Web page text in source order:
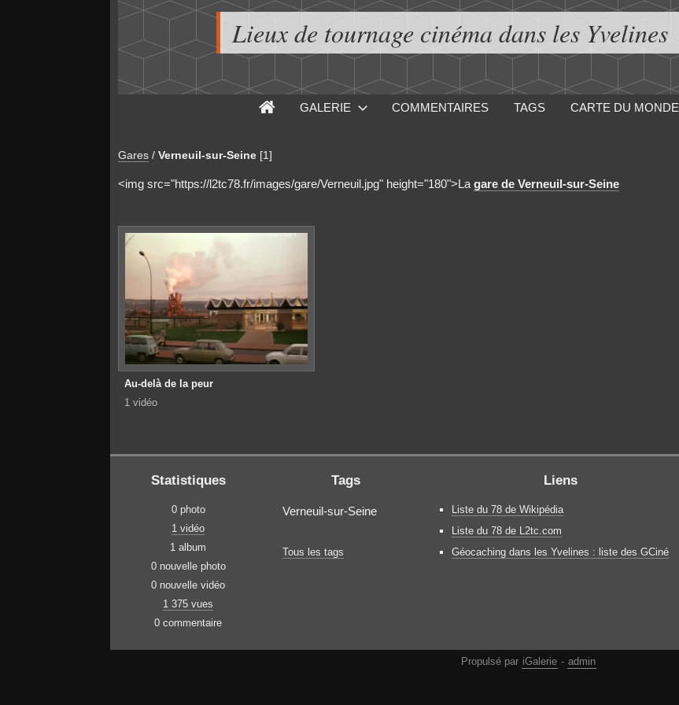
Lieux de tournage cinéma dans les Yvelines
GALERIE COMMENTAIRES TAGS CARTE DU MONDE
Gares / Verneuil-sur-Seine [1]
<img src="https://l2tc78.fr/images/gare/Verneuil.jpg" height="180">La gare de Verneuil-sur-Seine
Au-delà de la peur
1 vidéo
Statistiques
0 photo
1 vidéo
1 album
0 nouvelle photo
0 nouvelle vidéo
1 375 vues
0 commentaire
Tags
Verneuil-sur-Seine
Tous les tags
Liens
Liste du 78 de Wikipédia
Liste du 78 de L2tc.com
Géocaching dans les Yvelines : liste des GCiné
Propulsé par iGalerie - admin